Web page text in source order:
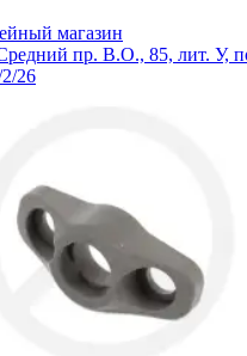
магазин
пр. В.О., 85, лит. У,
26